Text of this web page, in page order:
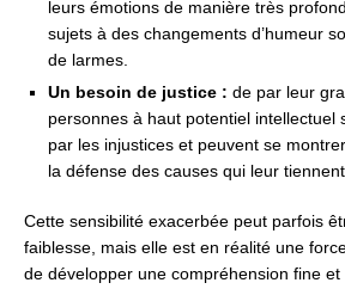
leurs émotions de manière très
sujets à des changements d’humeur
de larmes.
Un besoin de justice : de par leur
personnes à haut potentiel intellectuel
par les injustices et peuvent se
la défense des causes qui leur
Cette sensibilité exacerbée peut parfois
faiblesse, mais elle est en réalité une
de développer une compréhension fine